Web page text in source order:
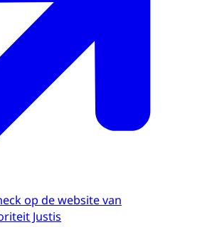
op de website van
Justis